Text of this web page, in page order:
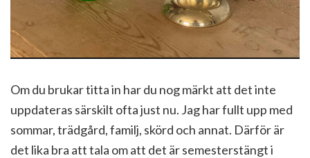
Om du brukar titta in har du nog märkt att det inte
uppdateras särskilt ofta just nu. Jag har fullt upp med
sommar, trädgård, familj, skörd och annat. Därför är
det lika bra att tala om att det är semesterstängt i